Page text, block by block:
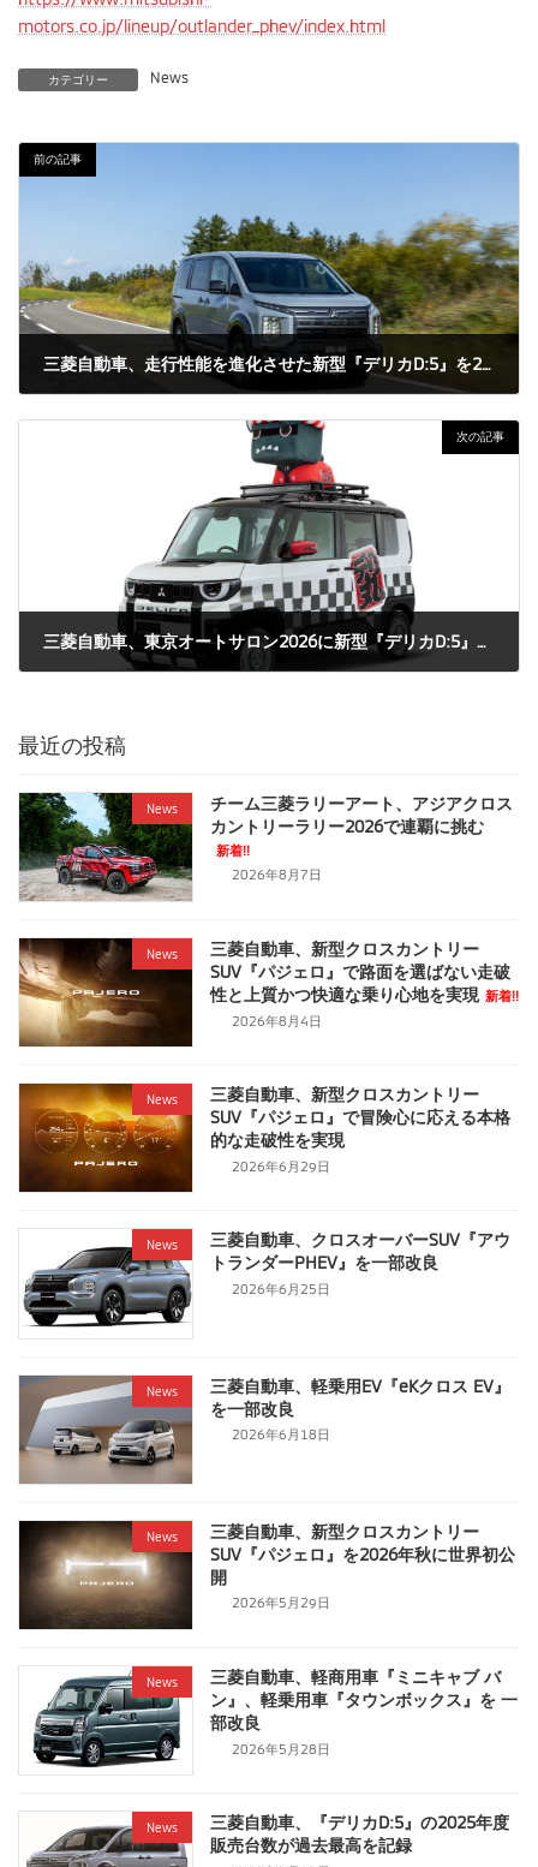
motors.co.jp/lineup/outlander_phev/index.html
カテゴリー News
前の記事
三菱自動車、走行性能を進化させた新型『デリカD:5』を2026年1月9日に発売
2025年12月18日
次の記事
三菱自動車、東京オートサロン2026に新型『デリカD:5』『デリカミニ』のカスタムカーなど計11台を参考出品し、“デリカ祭り”を開催
2026年1月6日
最近の投稿
News
チーム三菱ラリーアート、アジアクロス
カントリーラリー2026で連覇に挑む
新着!!
2026年8月7日
News
三菱自動車、新型クロスカントリー
SUV『パジェロ』で路面を選ばない走破
性と上質かつ快適な乗り心地を実現 新着!!
2026年8月4日
News
三菱自動車、新型クロスカントリー
SUV『パジェロ』で冒険心に応える本格
的な走破性を実現
2026年6月29日
News
三菱自動車、クロスオーバーSUV『アウ
トランダーPHEV』を一部改良
2026年6月25日
News
三菱自動車、軽乗用EV『eKクロス EV』
を一部改良
2026年6月18日
News
三菱自動車、新型クロスカントリー
SUV『パジェロ』を2026年秋に世界初公
開
2026年5月29日
News
三菱自動車、軽商用車『ミニキャブ バ
ン』、軽乗用車『タウンボックス』を 一
部改良
2026年5月28日
News
三菱自動車、『デリカD:5』の2025年度
販売台数が過去最高を記録